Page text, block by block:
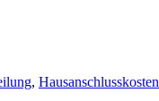
, Hausanschlusskosten